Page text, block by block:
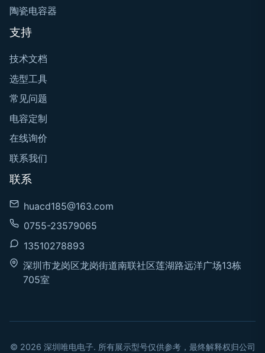
陶瓷电容器
支持
技术文档
选型工具
常见问题
电容定制
在线询价
联系我们
联系
huacd185@163.com
0755-23579065
13510278893
深圳市龙岗区龙岗街道南联社区莲湖路远洋广场13栋
705室
© 2026 深圳唯电电子. 所有展示型号仅供参考，最终解释权归公司